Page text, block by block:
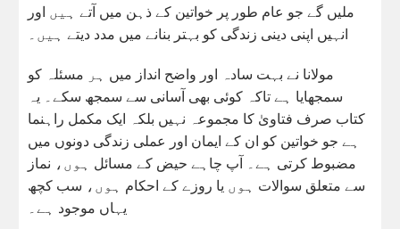
ملیں گے جو عام طور پر خواتین کے ذہن میں آتے ہیں اور
انہیں اپنی دینی زندگی کو بہتر بنانے میں مدد دیتے ہیں۔
مولانا نے بہت سادہ اور واضح انداز میں ہر مسئلہ کو
سمجھایا ہے تاکہ کوئی بھی آسانی سے سمجھ سکے۔ یہ
کتاب صرف فتاویٰ کا مجموعہ نہیں بلکہ ایک مکمل راہنما
ہے جو خواتین کو ان کے ایمان اور عملی زندگی دونوں میں
مضبوط کرتی ہے۔ آپ چاہے حیض کے مسائل ہوں، نماز
سے متعلق سوالات ہوں یا روزے کے احکام ہوں، سب کچھ
یہاں موجود ہے۔